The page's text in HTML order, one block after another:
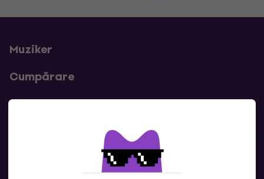
Muziker
Cumpărare
Linkuri utile
Contacte